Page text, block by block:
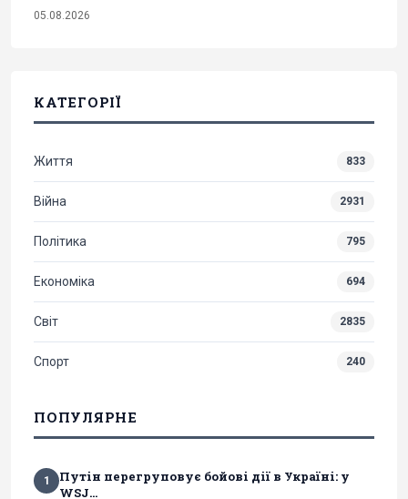
05.08.2026
КАТЕГОРІЇ
Життя 833
Війна 2931
Політика 795
Економіка 694
Світ 2835
Спорт 240
ПОПУЛЯРНЕ
1
Путін перегруповує бойові дії в Україні: у
WSJ...